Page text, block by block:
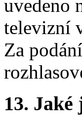
uvedeno
televizní
Za
13. Jaké